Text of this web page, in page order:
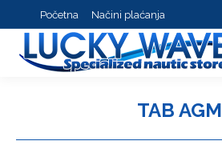
Početna Načini plaćanja
TAB AGM